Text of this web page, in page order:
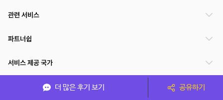
더 많은 후기 보기 공유하기
관련 서비스
파트너쉽
서비스 제공 국가